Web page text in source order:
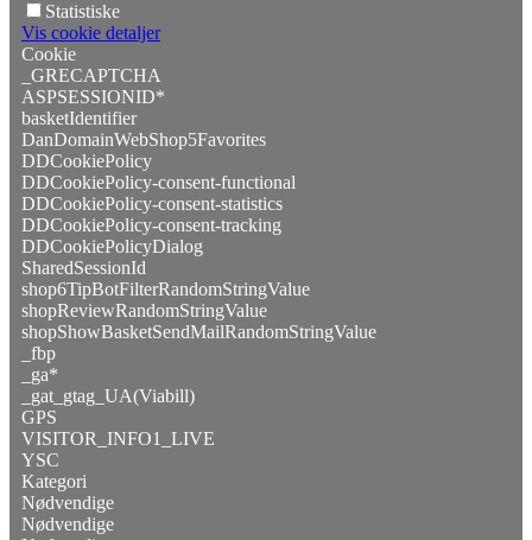
Statistiske
Vis cookie detaljer
Cookie
_GRECAPTCHA
ASPSESSIONID*
basketIdentifier
DanDomainWebShop5Favorites
DDCookiePolicy
DDCookiePolicy-consent-functional
DDCookiePolicy-consent-statistics
DDCookiePolicy-consent-tracking
DDCookiePolicyDialog
SharedSessionId
shop6TipBotFilterRandomStringValue
shopReviewRandomStringValue
shopShowBasketSendMailRandomStringValue
_fbp
_ga*
_gat_gtag_UA(Viabill)
GPS
VISITOR_INFO1_LIVE
YSC
Kategori
Nødvendige
Nødvendige